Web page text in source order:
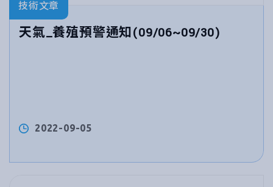
技術文章
天氣_養殖預警通知(09/06~09/30)
2022-09-05